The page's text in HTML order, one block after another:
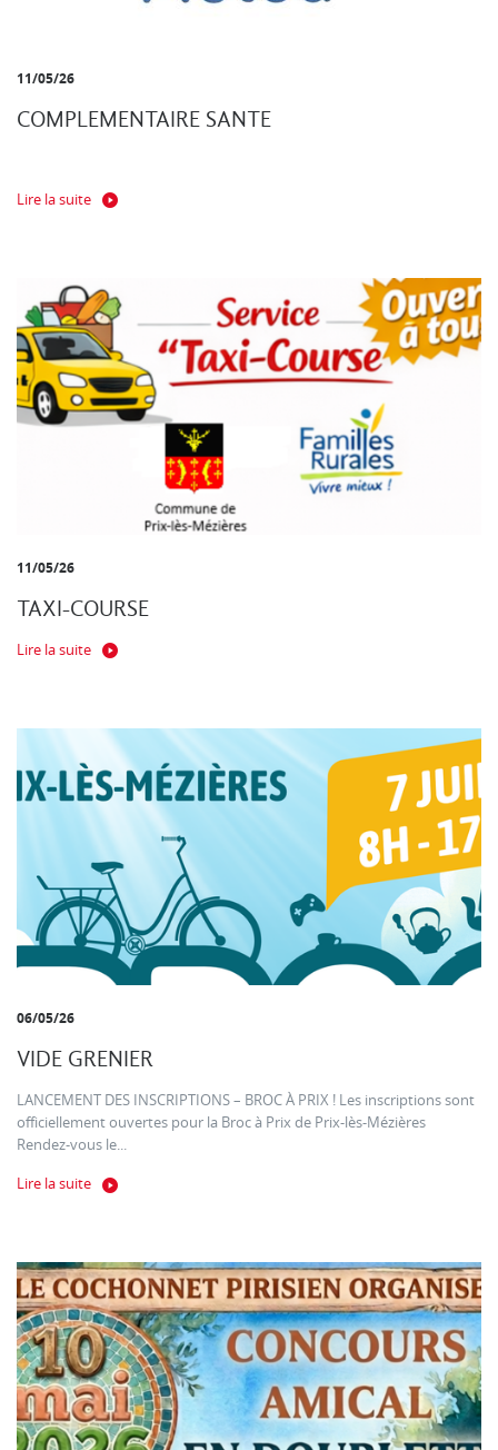
11/05/26
COMPLEMENTAIRE SANTE
Lire la suite
11/05/26
TAXI-COURSE
Lire la suite
06/05/26
VIDE GRENIER
LANCEMENT DES INSCRIPTIONS – BROC À PRIX ! Les inscriptions sont
officiellement ouvertes pour la Broc à Prix de Prix-lès-Mézières
Rendez-vous le...
Lire la suite